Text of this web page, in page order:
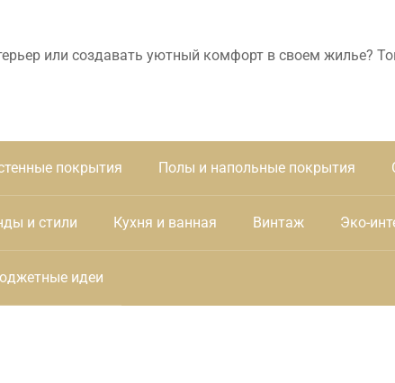
или создавать уютный комфорт в своем жилье?
покрытия Полы и напольные покрытия
и стили Кухня и ванная Винтаж Эко-
идеи